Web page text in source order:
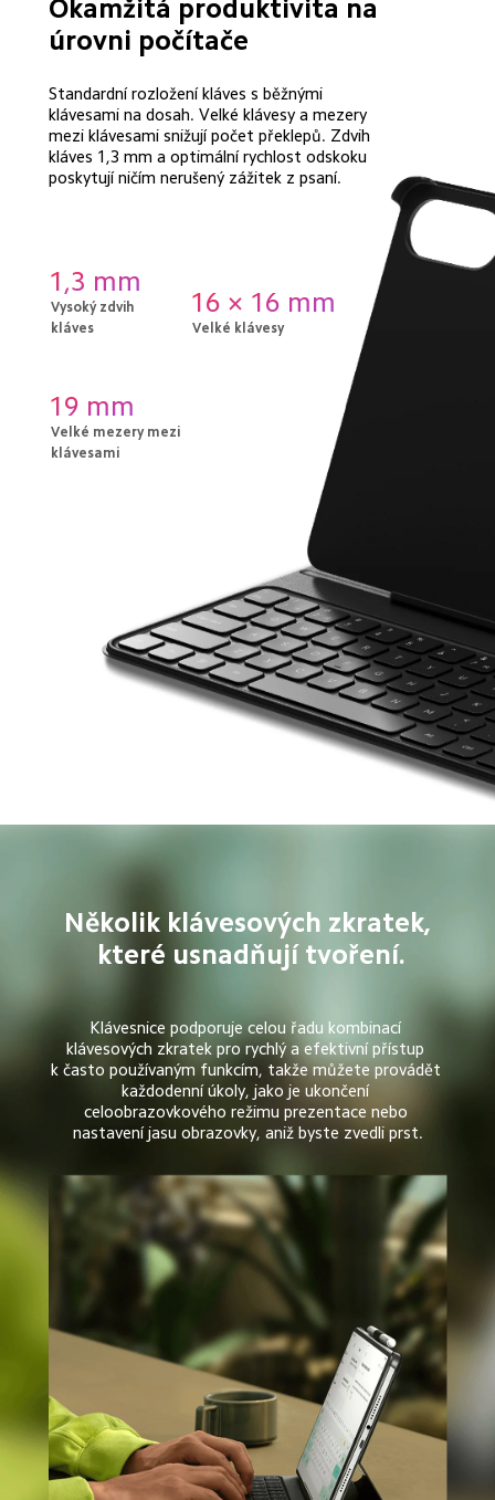
Okamžitá produktivita na
úrovni počítače
Standardní rozložení kláves s běžnými
klávesami na dosah. Velké klávesy a mezery
mezi klávesami snižují počet překlepů. Zdvih
kláves 1,3 mm a optimální rychlost odskoku
poskytují ničím nerušený zážitek z psaní.
1,3 mm
Vysoký zdvih
kláves
16 × 16 mm
Velké klávesy
19 mm
Velké mezery mezi
klávesami
Několik klávesových zkratek,
které usnadňují tvoření.
Klávesnice podporuje celou řadu kombinací
klávesových zkratek pro rychlý a efektivní přístup
k často používaným funkcím, takže můžete provádět
každodenní úkoly, jako je ukončení
celoobrazovkového režimu prezentace nebo
nastavení jasu obrazovky, aniž byste zvedli prst.